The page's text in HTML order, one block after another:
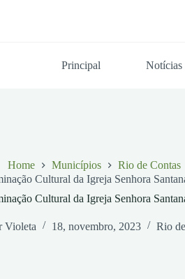
Principal Notícias
Home Municípios
Rio de Contas
Cultural da Igreja Senhora
Cultural da Igreja Senhora
Violeta 18, novembro, 2023 Rio